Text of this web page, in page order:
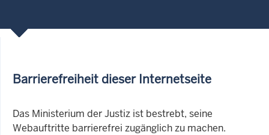
Barrierefreiheit dieser Internetseite
Das Ministerium der Justiz ist bestrebt, seine
Webauftritte barrierefrei zugänglich zu machen.